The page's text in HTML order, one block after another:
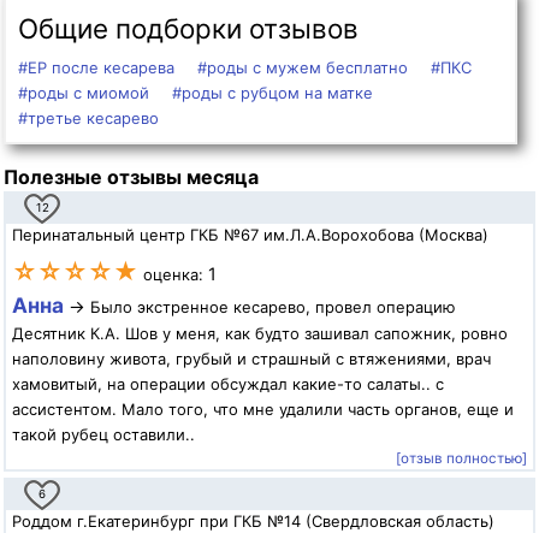
Общие подборки отзывов
#ЕР после кесарева #роды с мужем бесплатно
#ПКС
#роды с миомой
#роды с рубцом на матке
#третье кесарево
Полезные отзывы месяца
12
Перинатальный центр ГКБ №67 им.Л.А.Ворохобова (Москва)
☆☆☆☆★ оценка: 1
Анна → Было экстренное кесарево, провел операцию
Десятник К.А. Шов у меня, как будто зашивал сапожник, ровно
наполовину живота, грубый и страшный с втяжениями, врач
хамовитый, на операции обсуждал какие-то салаты.. с
ассистентом. Мало того, что мне удалили часть органов, еще и
такой рубец оставили..
[отзыв полностью]
6
Роддом г.Екатеринбург при ГКБ №14 (Свердловская область)